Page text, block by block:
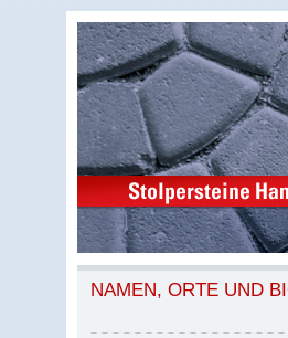
NAMEN, ORTE UND